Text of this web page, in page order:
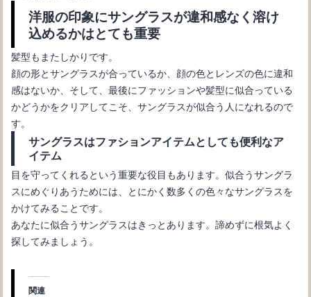
洋服の印象にサングラスが違和感なく溶け
込めるかはとても重要
髪型もまたしかりです。
顔の形とサングラスが合っているか、顔の色とレンズの色に違和
感はないか、そして、最後にファッションや髪型に似合っている
かどうかをクリアしてこそ、サングラスが似合う人になれるので
す。
サングラスはファションアイテムとしても便利なア
イテム
目を守ってくれるという重要な役目もあります。似合うサングラ
スにめぐりあうためには、とにかく数多くの色々なサングラスを
かけてみることです。
あなたに似合うサングラスはきっとあります。諦めずに根気よく
探してみましょう。
関連